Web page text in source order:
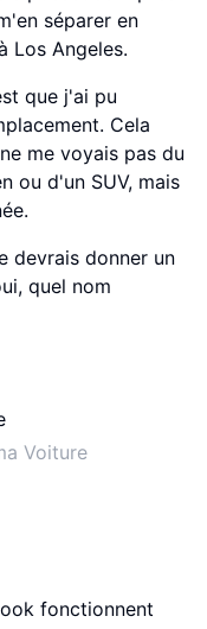
séparer en
Los Angeles.
que j'ai pu
Cela
me voyais pas du
ou d'un SUV, mais
devrais donner un
quel nom
Voiture
fonctionnent